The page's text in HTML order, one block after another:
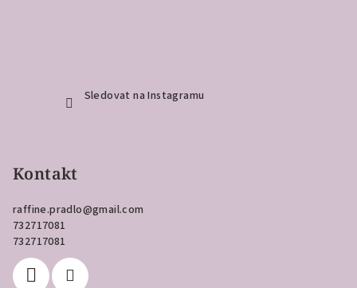
Sledovat na Instagramu
Kontakt
raffine.pradlo@gmail.com
732717081
732717081